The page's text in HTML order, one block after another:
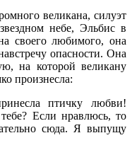
великана, силуэт
небе, Эльбис в
своего любимого, она
опасности. Она
на которой великану
произнесла:
птичку любви!
Если нравлюсь, то
сюда. Я выпущу